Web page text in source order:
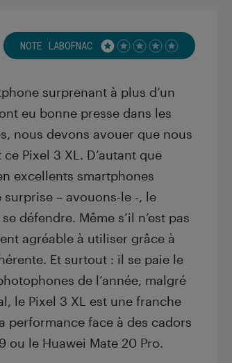
NOTE LABOFNAC Noté 1 étoiles sur 5
surprenant à plus d’un
eu bonne presse dans les
nous devons avouer que nous
Pixel 3 XL. D’autant que
excellents smartphones
– avouons-le -, le
défendre. Même s’il n’est pas
agréable à utiliser grâce à
Et surtout : il se paie le
de l’année, malgré
le Pixel 3 XL est une franche
performance face à des cadors
ou le Huawei Mate 20 Pro.